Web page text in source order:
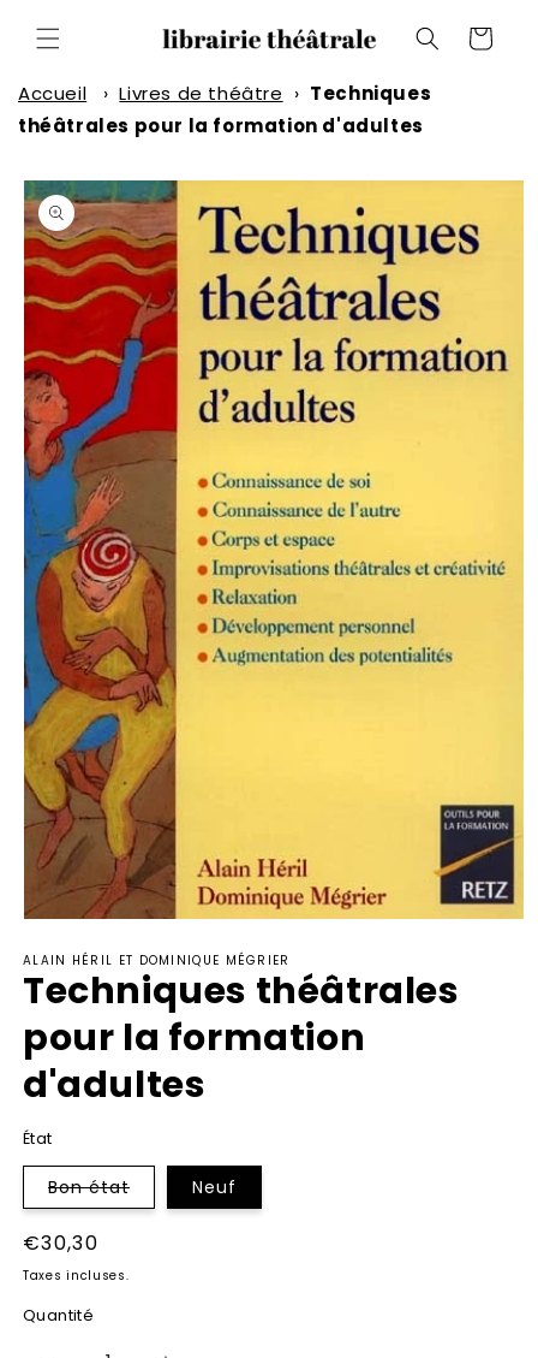
passer
au
Panier
Accueil › Livres de théâtre › Techniques
théâtrales pour la formation d'adultes
Passer aux
informations
produits
média
1
dans
fenêtre
modale
ALAIN HÉRIL ET DOMINIQUE MÉGRIER
Techniques théâtrales
pour la formation
d'adultes
État
Bon étatVariante
épuisée
ou
Neuf
Prix
habituel
€30,30
Taxes incluses.
Quantité